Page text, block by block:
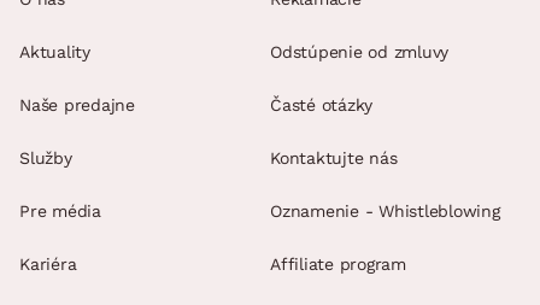
Aktuality
Naše predajne
Služby
Pre média
Kariéra
Odstúpenie od zmluvy
Časté otázky
Kontaktujte nás
Oznamenie - Whistleblowing
Affiliate program